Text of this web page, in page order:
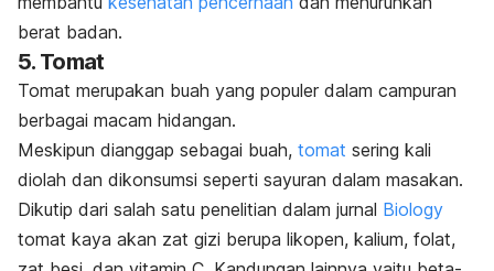
berat badan.
5. Tomat
Tomat merupakan buah yang populer dalam campuran
berbagai macam hidangan.
Meskipun dianggap sebagai buah, tomat sering kali
diolah dan dikonsumsi seperti sayuran dalam masakan.
Dikutip dari salah satu penelitian dalam jurnal Biology
tomat kaya akan zat gizi berupa likopen, kalium, folat,